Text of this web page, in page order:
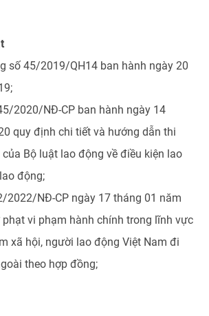
số 45/2019/QH14 ban hành ngày 20
2020/NĐ-CP ban hành ngày 14
quy định chi tiết và hướng dẫn thi
Bộ luật lao động về điều kiện lao
động;
2022/NĐ-CP ngày 17 tháng 01 năm
vi phạm hành chính trong lĩnh vực
xã hội, người lao động Việt Nam đi
theo hợp đồng;